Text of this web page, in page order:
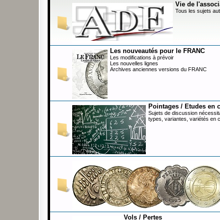
Vie de
Tous les sujets
Les nouveautés pour le FRANC
Les modifications à prévoir
Les nouvelles lignes
Archives anciennes versions du FRANC
Pointages / Etudes en
Sujets de discussion
types, variantes, variétés en
Vols / Pertes